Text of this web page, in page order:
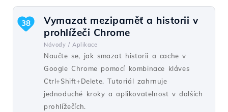
Vymazat mezipaměť a historii v
prohlížeči Chrome
Návody / Aplikace
Naučte se, jak smazat historii a cache v
Google Chrome pomocí kombinace kláves
Ctrl+Shift+Delete. Tutoriál zahrnuje
jednoduché kroky a aplikovatelnost v dalších
prohlížečích.
38